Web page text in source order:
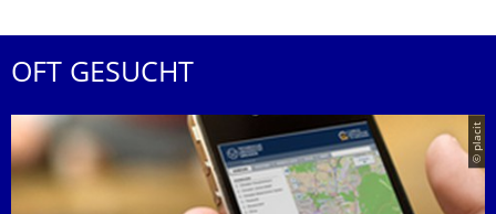
OFT GESUCHT
© placit